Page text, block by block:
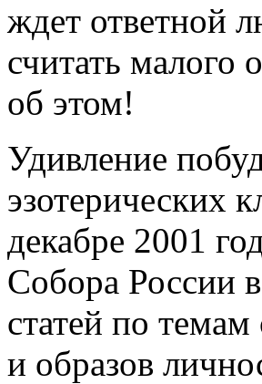
ждет ответной
считать малого
об этом!
Удивление
эзотерических
декабре 2001
Собора России
статей по
и образов